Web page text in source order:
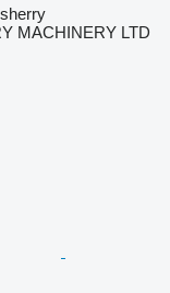
MACHINERY LTD